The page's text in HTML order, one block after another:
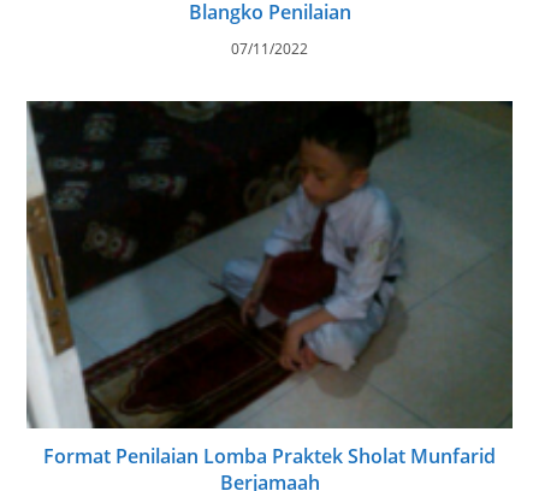
Blangko Penilaian
07/11/2022
Format Penilaian Lomba Praktek Sholat Munfarid
Berjamaah